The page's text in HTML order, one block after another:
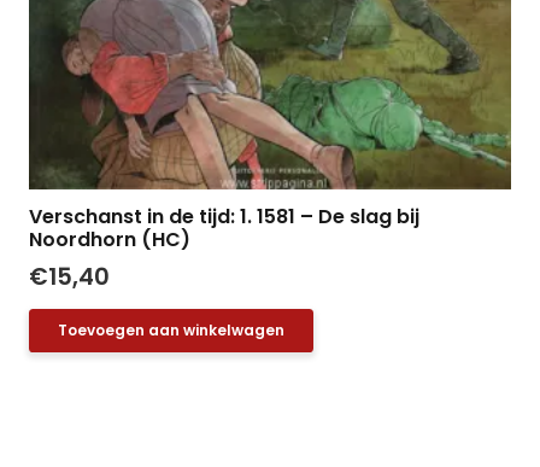
Verschanst in de tijd: 1. 1581 – De slag bij
Noordhorn (HC)
€15,40
Toevoegen aan winkelwagen